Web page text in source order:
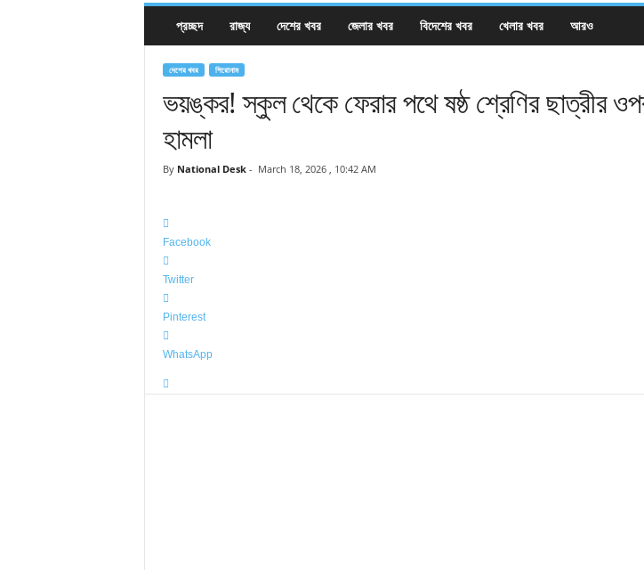
প্রচ্ছদ রাজ্য দেশের খবর জেলার খবর বিদেশের খবর খেলার খবর আরও
দেশের খবর শিরোনাম
ভয়ঙ্কর! স্কুল থেকে ফেরার পথে ষষ্ঠ শ্রেণির ছাত্রীর
হামলা
By National Desk- March 18, 2026 , 10:42 AM
Facebook
Twitter
Pinterest
WhatsApp